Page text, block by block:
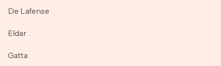
De Lafense
Eldar
Gatta